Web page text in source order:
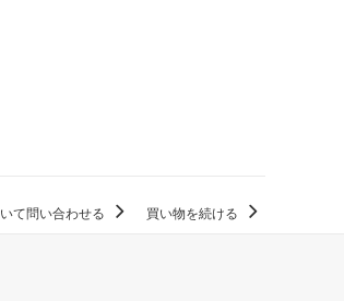
て問い合わせる 買い物を続ける